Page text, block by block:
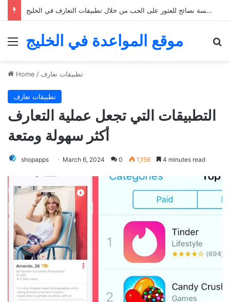
خمسة نصائح للعثور على الحب من خلال تطبيقات التعارف في الخليج
Menu
موقع المواعدة في الخليج
Home / تطبيقات تعارف
تطبيقات تعارف
التطبيقات التي تجعل عملية التعارف
أكثر سهولة ومتعة
shopapps March 6, 2024 0 1,156 4 minutes read